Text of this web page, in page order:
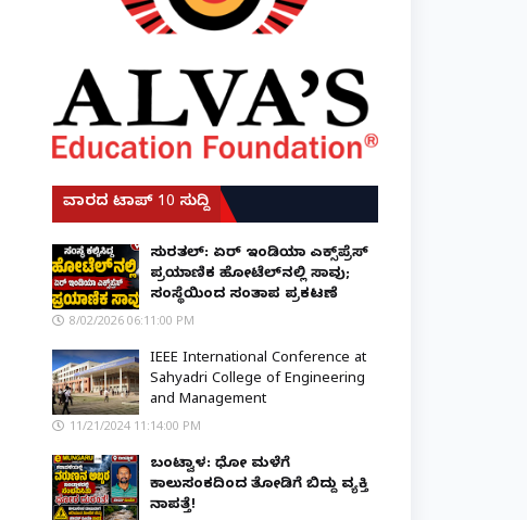
ವಾರದ ಟಾಪ್ 10 ಸುದ್ದಿ
ಸುರತ್ಕಲ್: ಏರ್ ಇಂಡಿಯಾ ಎಕ್ಸ್‌ಪ್ರೆಸ್
ಪ್ರಯಾಣಿಕ ಹೋಟೆಲ್‌ನಲ್ಲಿ ಸಾವು;
ಸಂಸ್ಥೆಯಿಂದ ಸಂತಾಪ ಪ್ರಕಟಣೆ
8/02/2026 06:11:00 PM
IEEE International Conference at
Sahyadri College of Engineering
and Management
11/21/2024 11:14:00 PM
ಬಂಟ್ವಾಳ: ಧೋ ಮಳೆಗೆ
ಕಾಲುಸಂಕದಿಂದ ತೋಡಿಗೆ ಬಿದ್ದು ವ್ಯಕ್ತಿ
ನಾಪತ್ತೆ!